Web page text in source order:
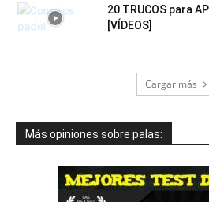
20 TRUCOS para
[VÍDEOS]
Cargar más
Más opiniones sobre palas: